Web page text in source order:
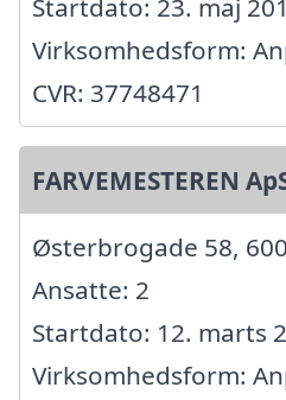
Startdato: 23. maj
Virksomhedsform:
CVR: 37748471
FARVEMESTEREN
Østerbrogade 58,
Ansatte: 2
Startdato: 12. marts
Virksomhedsform: